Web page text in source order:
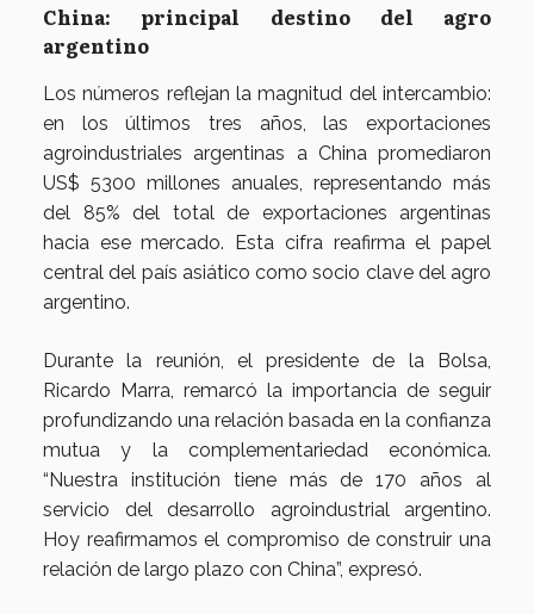
China: principal destino del agro
argentino
Los números reflejan la magnitud del intercambio:
en los últimos tres años, las exportaciones
agroindustriales argentinas a China promediaron
US$ 5300 millones anuales, representando más
del 85% del total de exportaciones argentinas
hacia ese mercado. Esta cifra reafirma el papel
central del país asiático como socio clave del agro
argentino.
Durante la reunión, el presidente de la Bolsa,
Ricardo Marra, remarcó la importancia de seguir
profundizando una relación basada en la confianza
mutua y la complementariedad económica.
“Nuestra institución tiene más de 170 años al
servicio del desarrollo agroindustrial argentino.
Hoy reafirmamos el compromiso de construir una
relación de largo plazo con China”, expresó.